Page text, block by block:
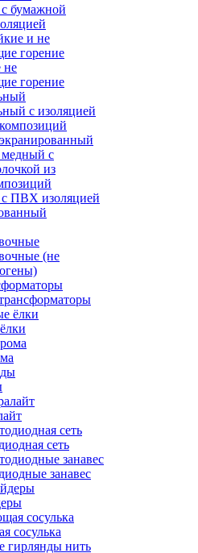
бумажной
и не
горение
не
горение
с изоляцией
медный с
из
с ПВХ изоляцией
(не
сеть
занавес
сосулька